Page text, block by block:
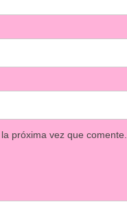
próxima vez que comente.